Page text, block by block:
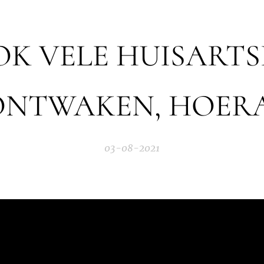
VELE
03-08-2021